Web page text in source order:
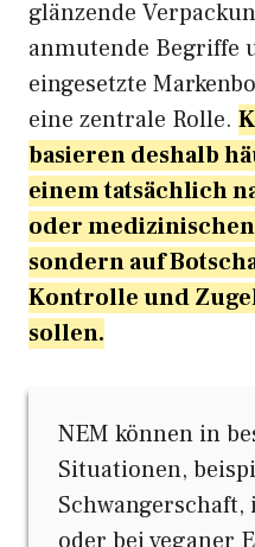
glänzende
anmutende Begriffe
eingesetzte
eine zentrale Rolle.
basieren deshalb
einem tatsächlich
oder
sondern auf
Kontrolle und
sollen.
NEM können in
Situationen,